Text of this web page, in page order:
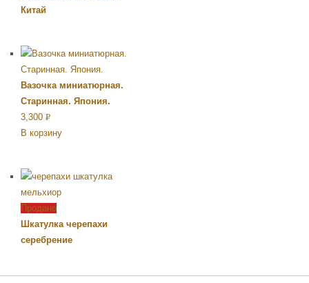
Китай
Вазочка миниатюрная.
Старинная. Япония.
3,300 Р
УБ.
В корзину
Продано
Шкатулка черепахи
серебрение